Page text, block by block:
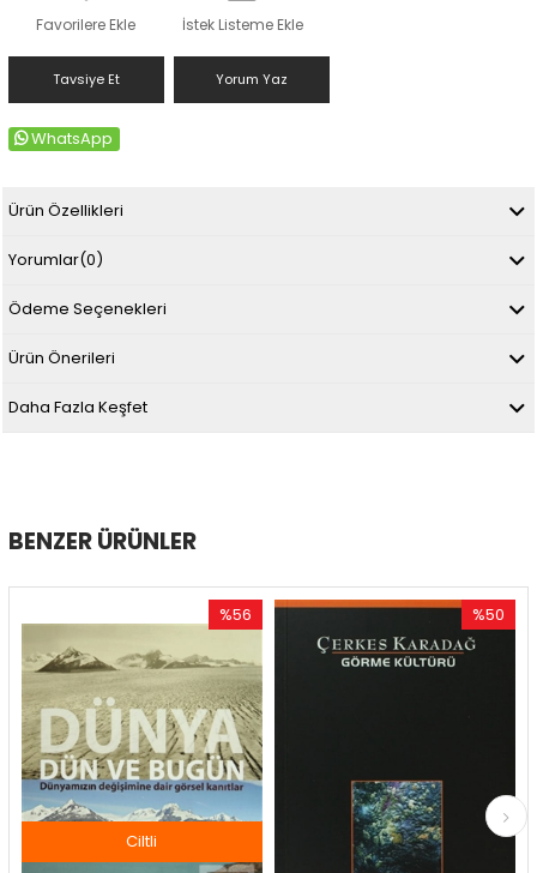
Favorilere Ekle İstek Listeme Ekle
Tavsiye Et Yorum Yaz
WhatsApp
Ürün Özellikleri
Yorumlar(0)
Ödeme Seçenekleri
Ürün Önerileri
Daha Fazla Keşfet
BENZER ÜRÜNLER
%56İndirim
%50
İndirim
%50İndirim